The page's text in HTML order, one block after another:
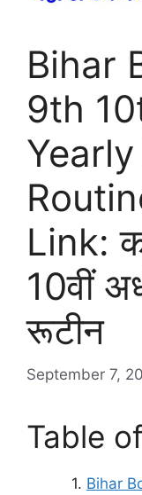
Bihar
9th
Link:
10वीं
रूटीन
September 7,
Table
Bihar